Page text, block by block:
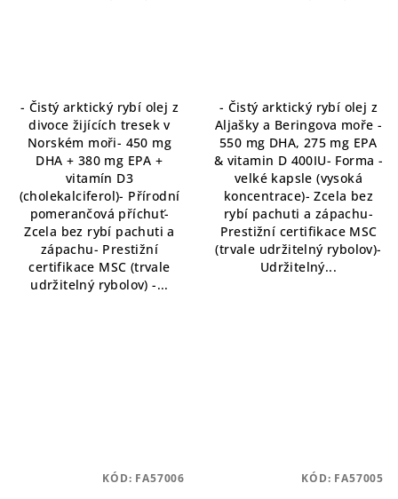
- Čistý arktický rybí olej z
divoce žijících tresek v
Norském moři- 450 mg
DHA + 380 mg EPA +
vitamín D3
(cholekalciferol)- Přírodní
pomerančová příchuť-
Zcela bez rybí pachuti a
zápachu- Prestižní
certifikace MSC (trvale
udržitelný rybolov) -...
- Čistý arktický rybí olej z
Aljašky a Beringova moře -
550 mg DHA, 275 mg EPA
& vitamin D 400IU- Forma -
velké kapsle (vysoká
koncentrace)- Zcela bez
rybí pachuti a zápachu-
Prestižní certifikace MSC
(trvale udržitelný rybolov)-
Udržitelný...
KÓD: FA57006 KÓD: FA57005